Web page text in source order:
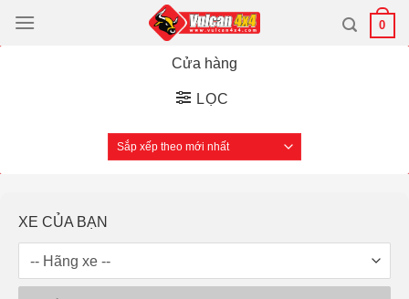
qua
0
Cửa hàng
LỌC
XE CỦA BẠN